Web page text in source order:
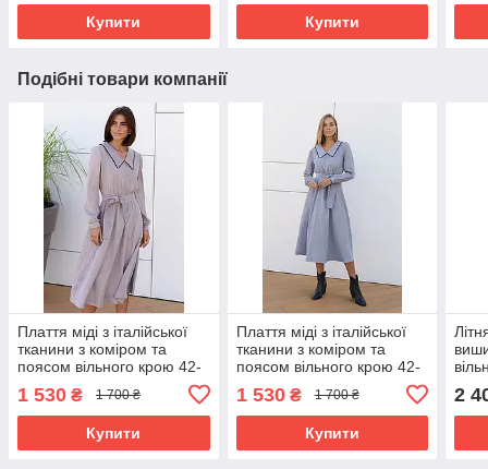
Купити Купити
Подібні товари компанії
Плаття міді з італійської
тканини з коміром та
поясом вільного крою 42-
52 розміри різні кольори
марсала
1 530 ₴ 1 700 ₴
Купити
Плаття міді з італійської
тканини з коміром та
поясом вільного крою 42-
52 розміри різні кольори
блакитне
1 530₴ 1 700 ₴
Купити
2